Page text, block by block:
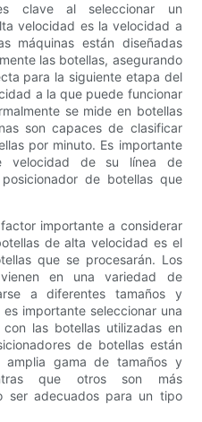
clave al seleccionar un
velocidad es la velocidad a
máquinas están diseñadas
las botellas, asegurando
para la siguiente etapa del
a la que puede funcionar
se mide en botellas
son capaces de clasificar
por minuto. Es importante
velocidad de su línea de
de botellas que
importante a considerar
de alta velocidad es el
que se procesarán. Los
en una variedad de
a diferentes tamaños y
importante seleccionar una
las botellas utilizadas en
de botellas están
amplia gama de tamaños y
que otros son más
ser adecuados para un tipo